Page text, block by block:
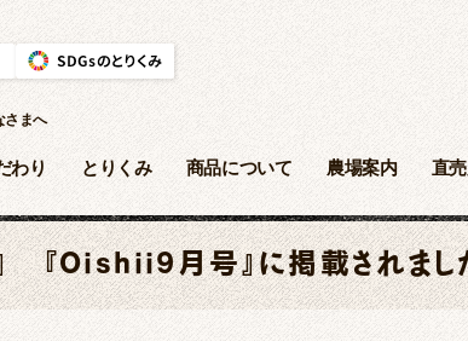
さまへ
わり とりくみ 商品について 農場案内 直
Ｏishii9月号』に掲載されまし